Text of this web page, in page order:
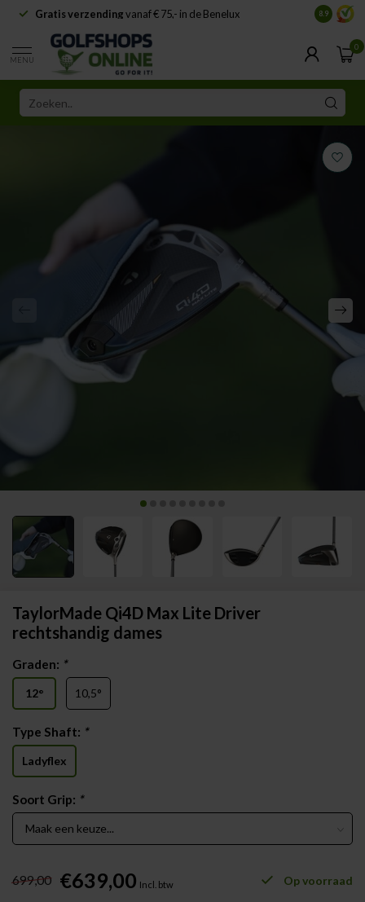
Gratis verzendingvanaf € 75,- in de Benelux 8.9
MENU
0
TaylorMade Qi4D Max Lite Driver
rechtshandig dames
Graden: *
12° 10,5°
Type Shaft: *
Ladyflex
Soort Grip: *
699,00 €639,00 Incl. btw Op voorraad